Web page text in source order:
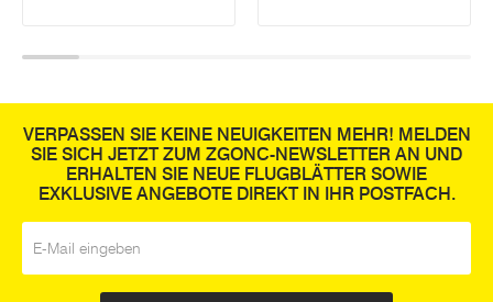
VERPASSEN SIE KEINE NEUIGKEITEN MEHR! MELDEN
SIE SICH JETZT ZUM ZGONC-NEWSLETTER AN UND
ERHALTEN SIE NEUE FLUGBLÄTTER SOWIE
EXKLUSIVE ANGEBOTE DIREKT IN IHR POSTFACH.